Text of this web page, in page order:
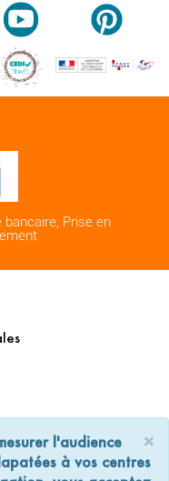
Prise en
×
l'audience
à vos centres